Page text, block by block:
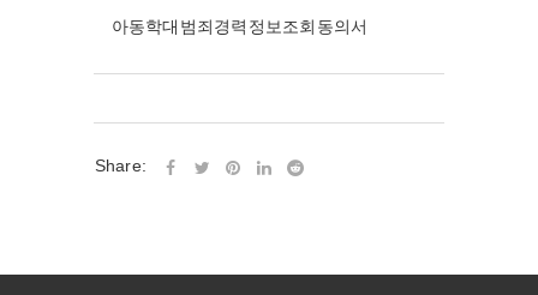
아동학대범죄경력정보조회동의서
Share: